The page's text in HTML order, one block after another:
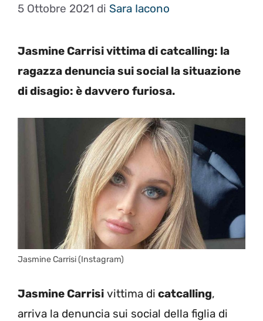
5 Ottobre 2021 di Sara Iacono
Jasmine Carrisi vittima di catcalling: la
ragazza denuncia sui social la situazione
di disagio: è davvero furiosa.
Jasmine Carrisi (Instagram)
Jasmine Carrisi vittima di catcalling,
arriva la denuncia sui social della figlia di